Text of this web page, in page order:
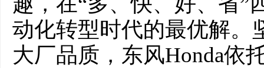
动化转型时代的最优解。
大厂品质，东风Honda依